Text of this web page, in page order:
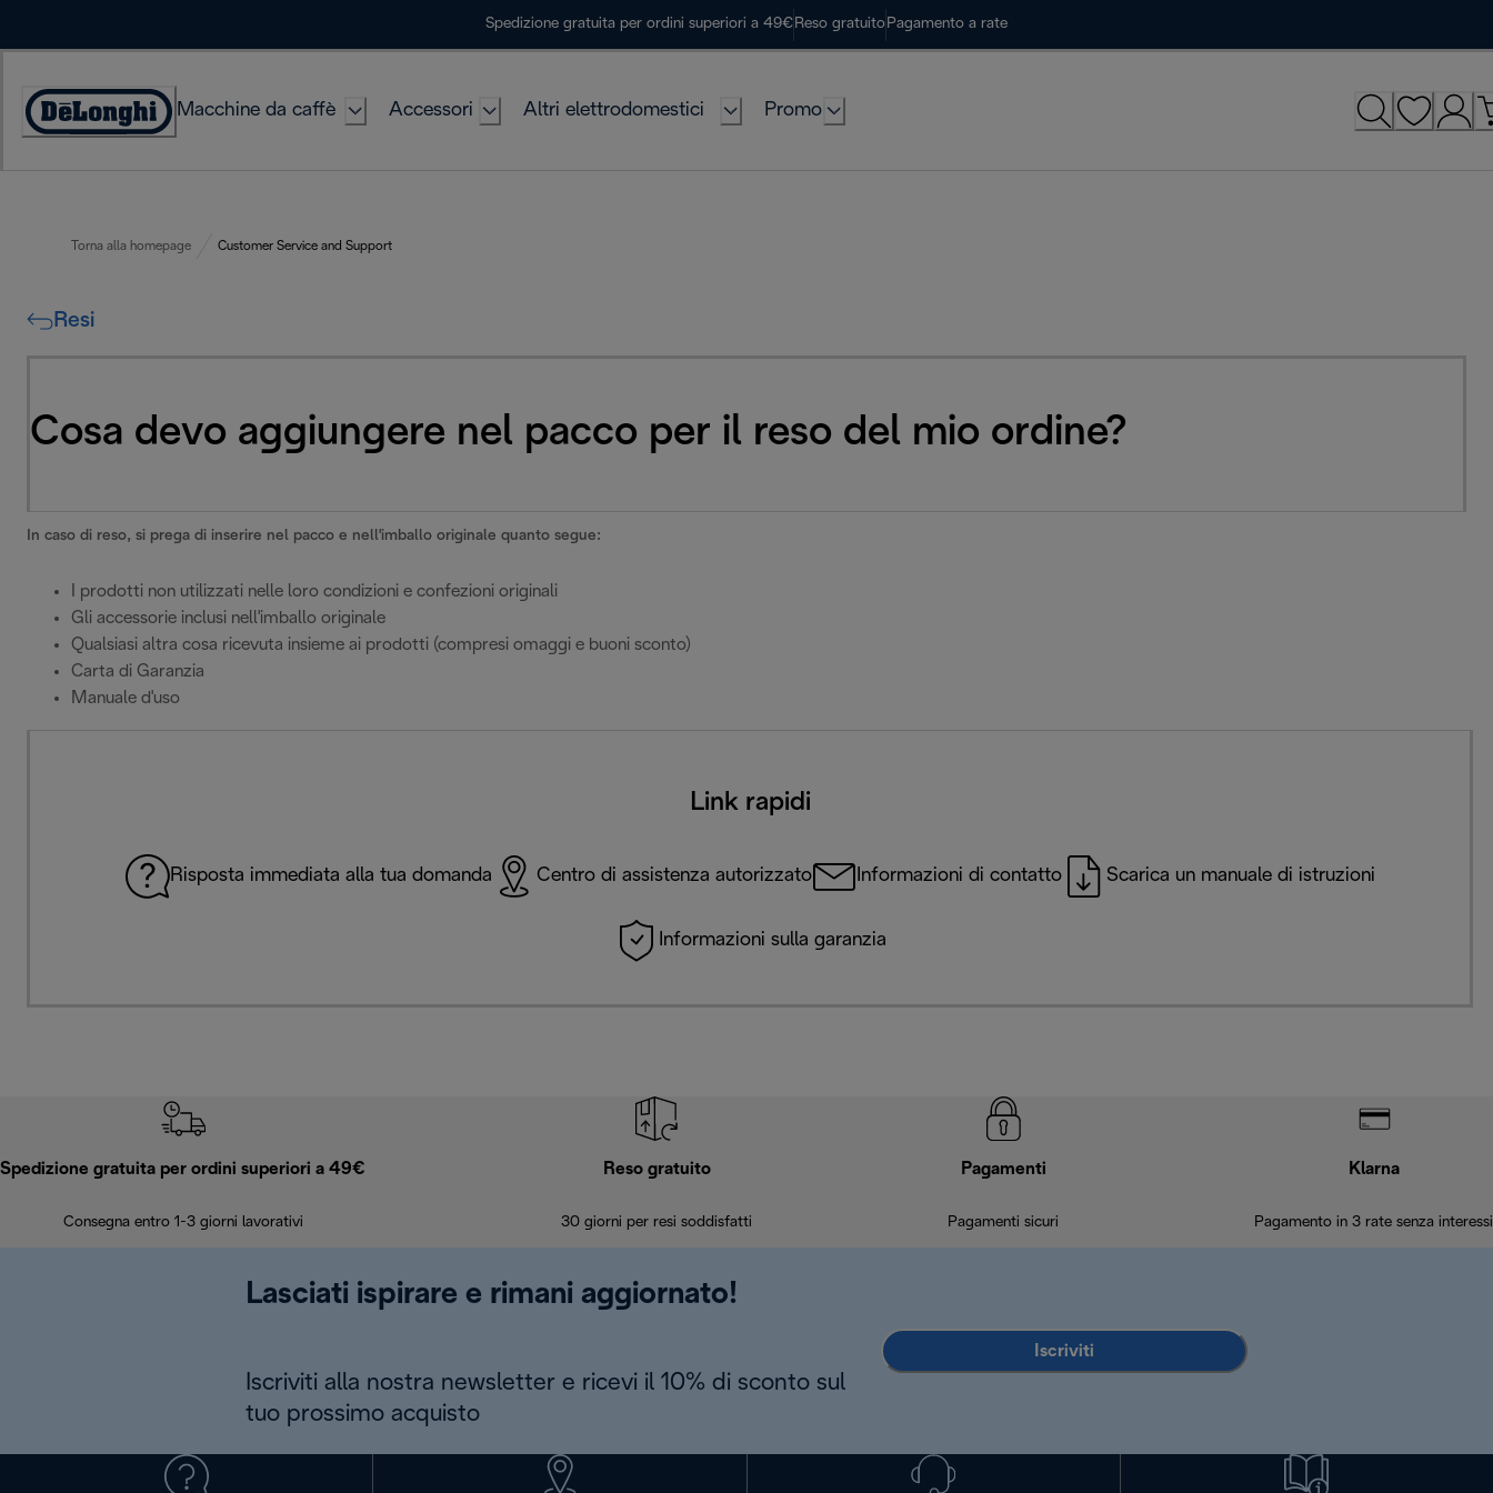
Spedizione gratuita per ordini superiori a 49€ Reso gratuito Pagamento a rate
Accessibility
Macchine da caffè Accessori Altri elettrodomestici Promo
Torna alla homepage Customer Service and Support
Resi
Cosa devo aggiungere nel pacco per il reso del mio ordine?
In caso di reso, si prega di inserire nel pacco e nell'imballo originale quanto segue:
I prodotti non utilizzati nelle loro condizioni e confezioni originali
Gli accessorie inclusi nell'imballo originale
Qualsiasi altra cosa ricevuta insieme ai prodotti (compresi omaggi e buoni sconto)
Carta di Garanzia
Manuale d'uso
Link rapidi
Risposta immediata alla tua domanda Centro di assistenza autorizzato Informazioni di contatto Scarica un manuale di istruzioni
Informazioni sulla garanzia
Spedizione gratuita per ordini superiori a 49€
Consegna entro 1-3 giorni lavorativi
Reso gratuito
30 giorni per resi soddisfatti
Pagamenti
Pagamenti sicuri
Klarna
Pagamento in 3 rate senza interessi
Lasciati ispirare e rimani aggiornato!
Iscriviti alla nostra newsletter e ricevi il 10% di sconto sul
tuo prossimo acquisto
Iscriviti